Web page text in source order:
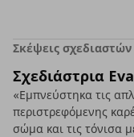
Σκέψεις σχεδιαστών
Σχεδιάστρια
«Εμπνεύστηκα τις
περιστρεφόμενης
σώμα και τις τόνισα